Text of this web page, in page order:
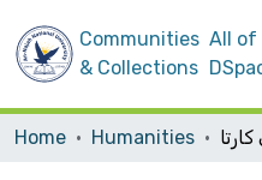
Communities
& Collections
All of
Home Humanities